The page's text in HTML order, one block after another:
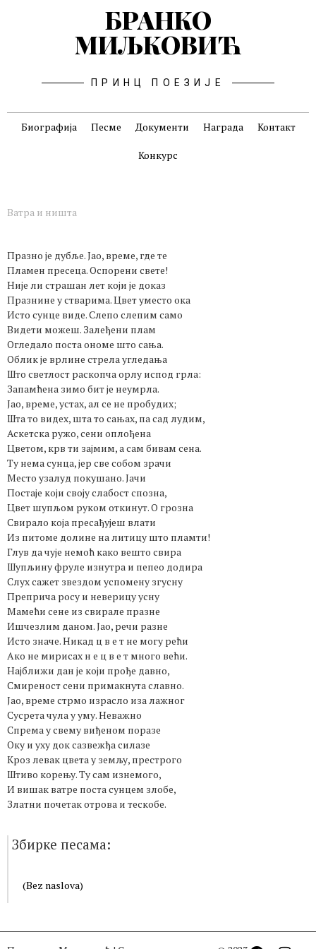
БРАНКО
МИЉКОВИЋ
ПРИНЦ ПОЕЗИЈЕ
Биографија Песме Документи Награда Контакт
Конкурс
Ватра и ништа
Празно је дубље. Јао, време, где те
Пламен пресеца. Оспорени свете!
Није ли страшан лет који је доказ
Празнине у стварима. Цвет уместо ока
Исто сунце виде. Слепо слепим само
Видети можеш. Залеђени плам
Огледало поста ономе што сања.
Облик је врлине стрела угледања
Што светлост раскопча орлу испод грла:
Запамћена зимо бит је неумрла.
Јао, време, устах, ал се не пробудих;
Шта то видех, шта то сањах, па сад лудим,
Аскетска ружо, сени оплођена
Цветом, крв ти зајмим, а сам бивам сена.
Ту нема сунца, јер све собом зрачи
Место узалуд покушано. Јачи
Постаје који своју слабост спозна,
Цвет шупљом руком откинут. О грозна
Свирало која пресађујеш влати
Из питоме долине на литицу што пламти!
Глув да чује немоћ како вешто свира
Шупљину фруле изнутра и пепео додира
Слух сажет звездом успомену згусну
Преприча росу и неверицу усну
Мамећи сене из свирале празне
Ишчезлим даном. Јао, речи разне
Исто значе. Никад ц в е т не могу рећи
Ако не мирисах н е ц в е т много већи.
Најближи дан је који прође давно,
Смиреност сени примакнута славно.
Јао, време стрмо израсло иза лажног
Сусрета чула у уму. Неважно
Спрема у свему виђеном поразе
Оку и уху док сазвежђа силазе
Кроз левак цвета у земљу, престрого
Штиво корењу. Ту сам изнемого,
И вишак ватре поста сунцем злобе,
Златни почетак отрова и тескобе.
Збирке песама:
(Bez naslova)